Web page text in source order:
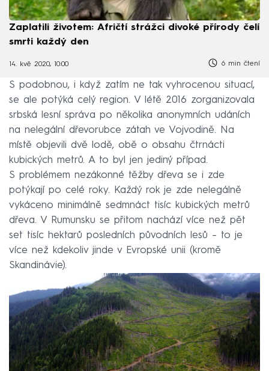
Zaplatili životem: Afričtí strážci divoké přírody čelí
smrti každý den
14. kvě 2020, 10:00 6 min čtení
S podobnou, i když zatím ne tak vyhrocenou situací,
se ale potýká celý region. V létě 2016 zorganizovala
srbská lesní správa po několika anonymních udáních
na nelegální dřevorubce zátah ve Vojvodině. Na
místě objevili dvě lodě, obě o obsahu čtrnácti
kubických metrů. A to byl jen jediný případ.
S problémem nezákonné těžby dřeva se i zde
potýkají po celé roky. Každý rok je zde nelegálně
vykáceno minimálně sedmnáct tisíc kubických metrů
dřeva. V Rumunsku se přitom nachází více než pět
set tisíc hektarů posledních původních lesů – to je
více než kdekoliv jinde v Evropské unii (kromě
Skandinávie).